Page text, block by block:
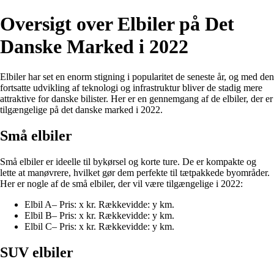
Oversigt over Elbiler på Det
Danske Marked i 2022
Elbiler har set en enorm stigning i popularitet de seneste år, og med den
fortsatte udvikling af teknologi og infrastruktur bliver de stadig mere
attraktive for danske bilister. Her er en gennemgang af de elbiler, der er
tilgængelige på det danske marked i 2022.
Små elbiler
Små elbiler er ideelle til bykørsel og korte ture. De er kompakte og
lette at manøvrere, hvilket gør dem perfekte til tætpakkede byområder.
Her er nogle af de små elbiler, der vil være tilgængelige i 2022:
Elbil A– Pris: x kr. Rækkevidde: y km.
Elbil B– Pris: x kr. Rækkevidde: y km.
Elbil C– Pris: x kr. Rækkevidde: y km.
SUV elbiler